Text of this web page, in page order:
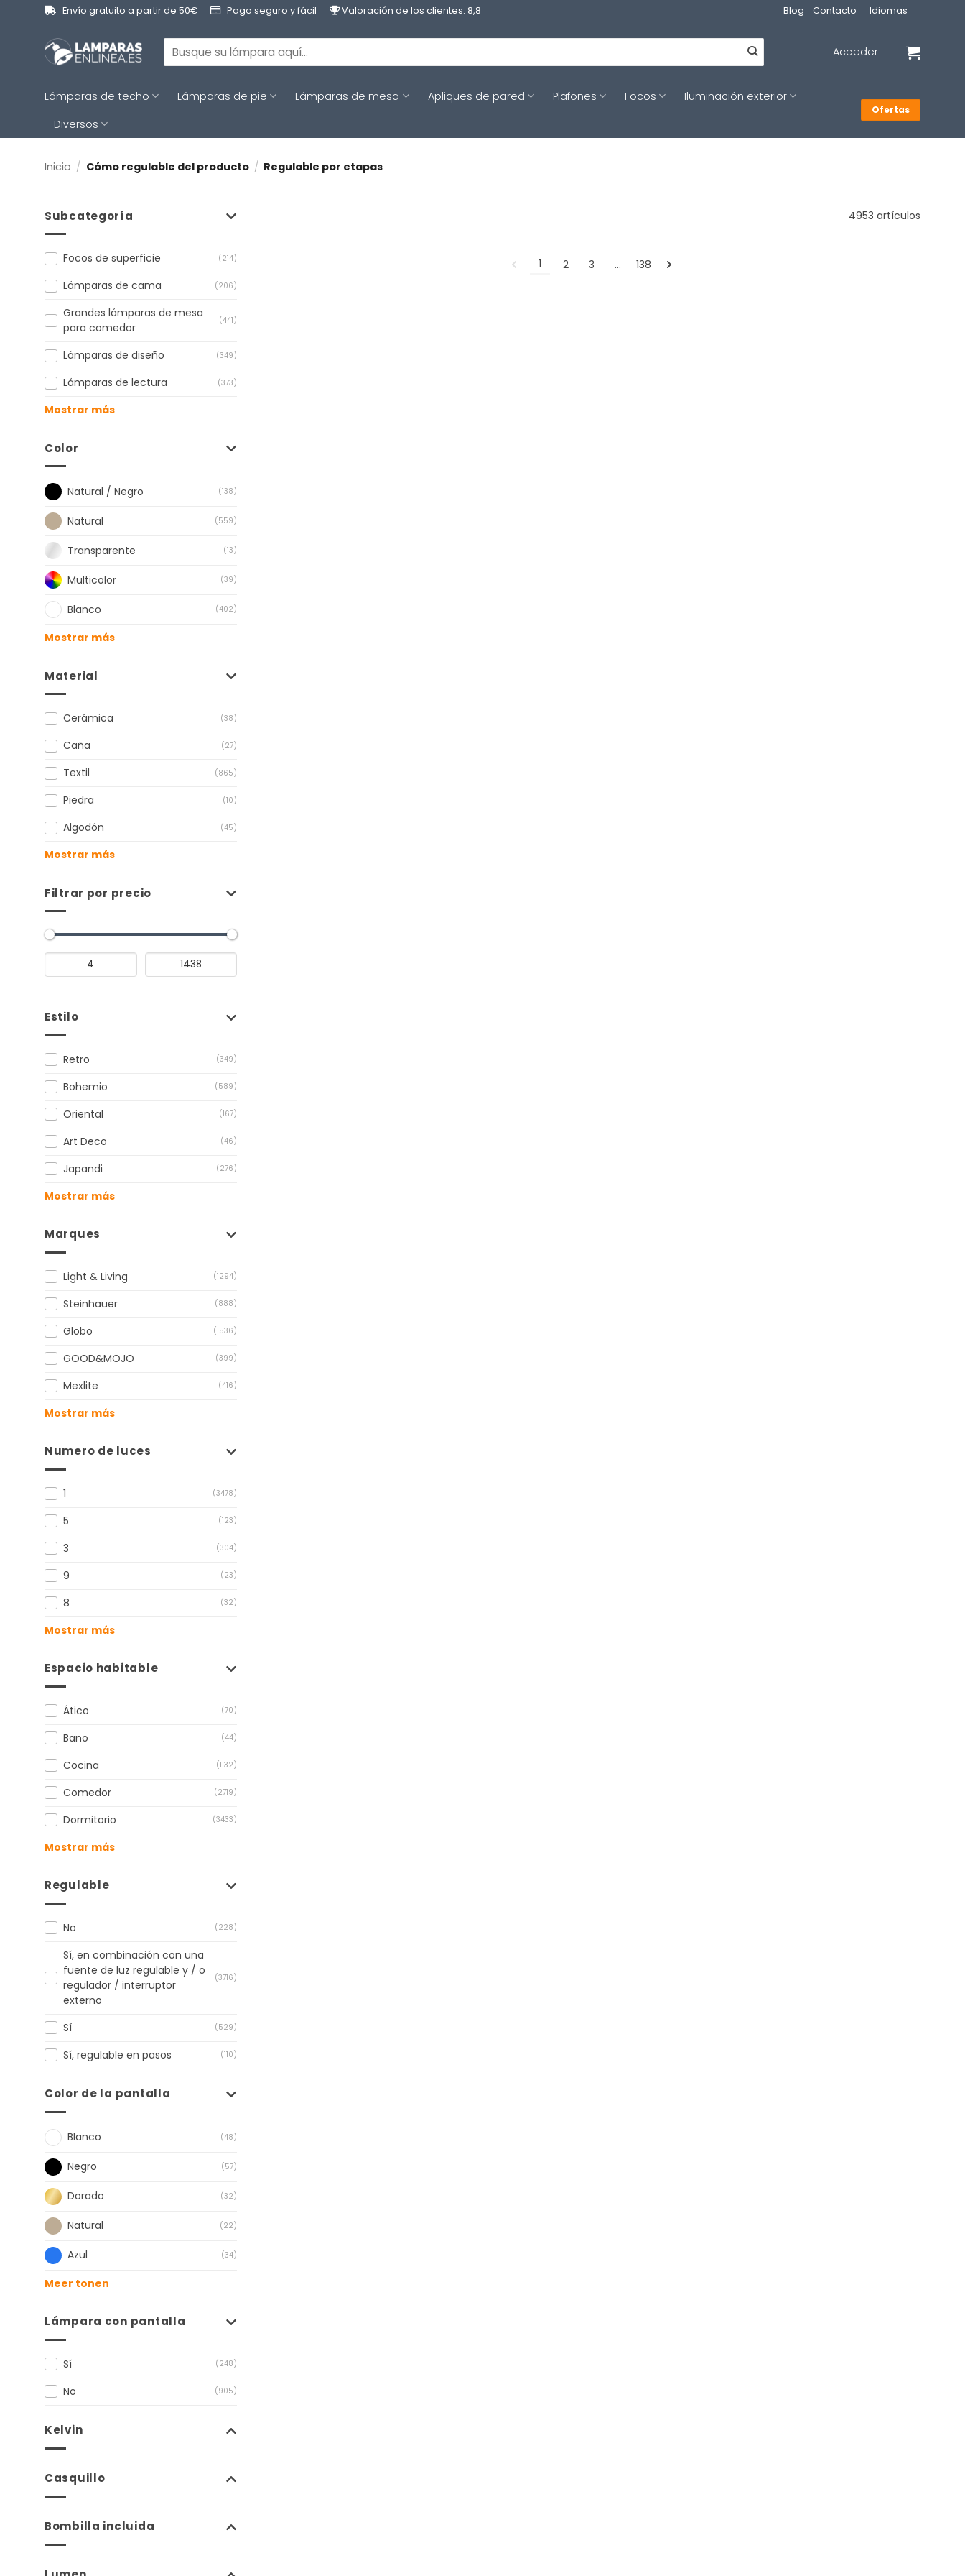
contenido
Envío gratuito a partir de 50€ Pago seguro y fácil Valoración de los clientes: 8,8 Blog Contacto Idiomas
Buscar
por:
Acceder
Lámparas de techo Lámparas de pie Lámparas de mesa Apliques de pared Plafones Focos
Iluminación exterior
Diversos
Ofertas
Inicio / Cómo regulable del producto / Regulable por etapas
Subcategoría
Focos de superficie (214)
Lámparas de cama (206)
Grandes lámparas de mesa
para comedor
(441)
Lámparas de diseño (349)
Lámparas de lectura (373)
Mostrar más
Color
Natural / Negro (138)
Natural (559)
Transparente (13)
Multicolor (39)
Blanco (402)
Mostrar más
Material
Cerámica (38)
Caña (27)
Textil (865)
Piedra (10)
Algodón (45)
Mostrar más
Filtrar por precio
Estilo
Retro (349)
Bohemio (589)
Oriental (167)
Art Deco (46)
Japandi (276)
Mostrar más
Marques
Light & Living (1294)
Steinhauer (888)
Globo (1536)
GOOD&MOJO (399)
Mexlite (416)
Mostrar más
Numero de luces
1 (3478)
5 (123)
3 (304)
9 (23)
8 (32)
Mostrar más
Espacio habitable
Ático (70)
Bano (44)
Cocina (1132)
Comedor (2719)
Dormitorio (3433)
Mostrar más
Regulable
No (228)
Sí, en combinación con una
fuente de luz regulable y / o
regulador / interruptor
externo
(3716)
Sí (529)
Sí, regulable en pasos (110)
Color de la pantalla
Blanco (48)
Negro (57)
Dorado (32)
Natural (22)
Azul (34)
Meer tonen
Lámpara con pantalla
Sí (248)
No (905)
Kelvin
Casquillo
Bombilla incluida
4953 artículos
1 2 3 … 138